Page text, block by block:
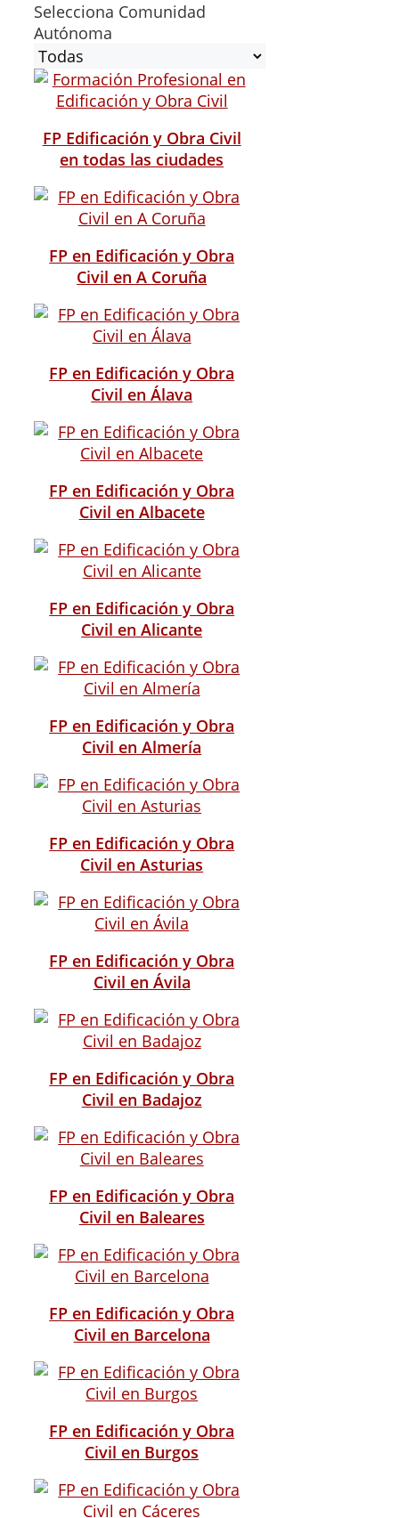
Selecciona Comunidad
Autónoma
FP Edificación y Obra Civil
en todas las ciudades
FP en Edificación y Obra
Civil en A Coruña
FP en Edificación y Obra
Civil en Álava
FP en Edificación y Obra
Civil en Albacete
FP en Edificación y Obra
Civil en Alicante
FP en Edificación y Obra
Civil en Almería
FP en Edificación y Obra
Civil en Asturias
FP en Edificación y Obra
Civil en Ávila
FP en Edificación y Obra
Civil en Badajoz
FP en Edificación y Obra
Civil en Baleares
FP en Edificación y Obra
Civil en Barcelona
FP en Edificación y Obra
Civil en Burgos